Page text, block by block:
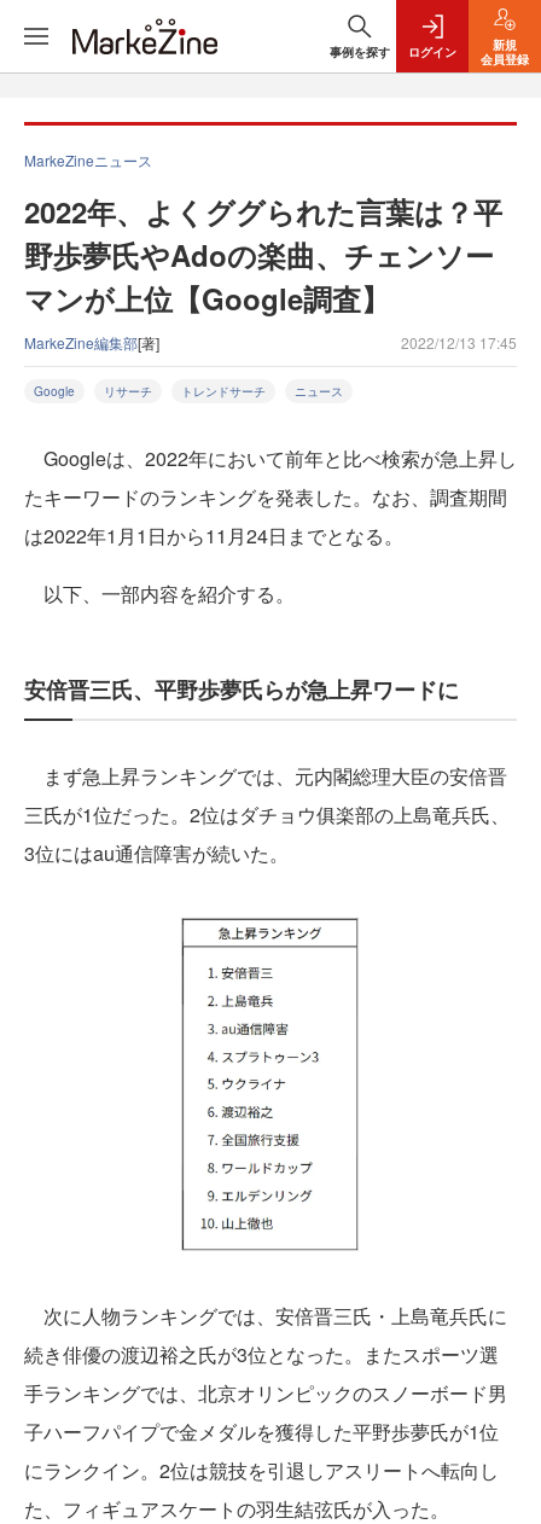
事例を探す ログイン
新規
会員登録
MarkeZineニュース
2022年、よくググられた言葉は？平
野歩夢氏やAdoの楽曲、チェンソー
マンが上位【Google調査】
MarkeZine編集部[著] 2022/12/13 17:45
Google リサーチ トレンドサーチ ニュース
Googleは、2022年において前年と比べ検索が急上昇し
たキーワードのランキングを発表した。なお、調査期間
は2022年1月1日から11月24日までとなる。
以下、一部内容を紹介する。
安倍晋三氏、平野歩夢氏らが急上昇ワードに
まず急上昇ランキングでは、元内閣総理大臣の安倍晋
三氏が1位だった。2位はダチョウ俱楽部の上島竜兵氏、
3位にはau通信障害が続いた。
次に人物ランキングでは、安倍晋三氏・上島竜兵氏に
続き俳優の渡辺裕之氏が3位となった。またスポーツ選
手ランキングでは、北京オリンピックのスノーボード男
子ハーフパイプで金メダルを獲得した平野歩夢氏が1位
にランクイン。2位は競技を引退しアスリートへ転向し
た、フィギュアスケートの羽生結弦氏が入った。